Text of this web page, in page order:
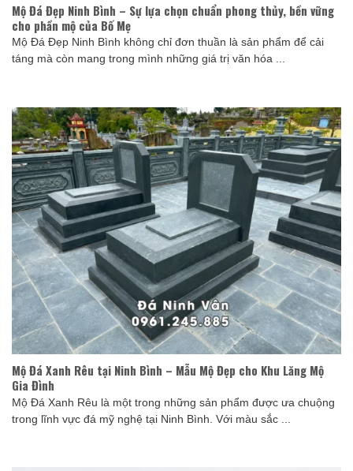
Mộ Đá Đẹp Ninh Bình – Sự lựa chọn chuẩn phong thủy, bền vững
cho phần mộ của Bố Mẹ
Mộ Đá Đẹp Ninh Bình không chỉ đơn thuần là sản phẩm để cải
táng mà còn mang trong mình những giá trị văn hóa ...
Mộ Đá Xanh Rêu tại Ninh Bình – Mẫu Mộ Đẹp cho Khu Lăng Mộ
Gia Đình
Mộ Đá Xanh Rêu là một trong những sản phẩm được ưa chuộng
trong lĩnh vực đá mỹ nghệ tại Ninh Bình. Với màu sắc ...